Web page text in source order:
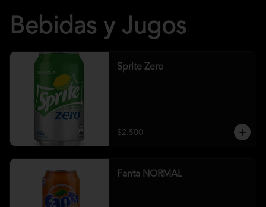
Bebidas y Jugos
Sprite Zero
$2.500
Fanta NORMAL